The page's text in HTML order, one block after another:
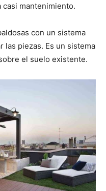
mantenimiento.
con un sistema
las piezas. Es un sistema
el suelo existente.